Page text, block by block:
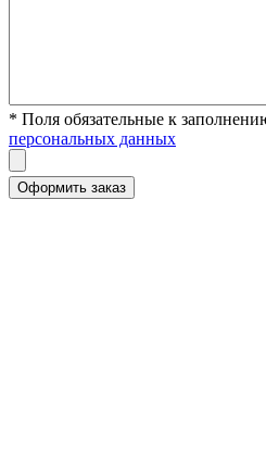
* Поля обязательные к
персональных данных